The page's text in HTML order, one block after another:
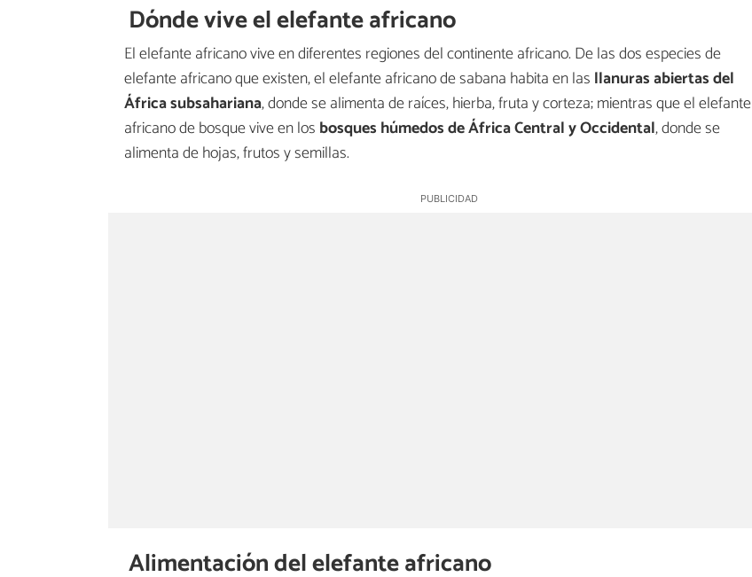
Dónde vive el elefante africano
El elefante africano vive en diferentes regiones del continente africano. De las dos especies de
elefante africano que existen, el elefante africano de sabana habita en las llanuras abiertas del
África subsahariana, donde se alimenta de raíces, hierba, fruta y corteza; mientras que el elefante
africano de bosque vive en los bosques húmedos de África Central y Occidental, donde se
alimenta de hojas, frutos y semillas.
Alimentación del elefante africano